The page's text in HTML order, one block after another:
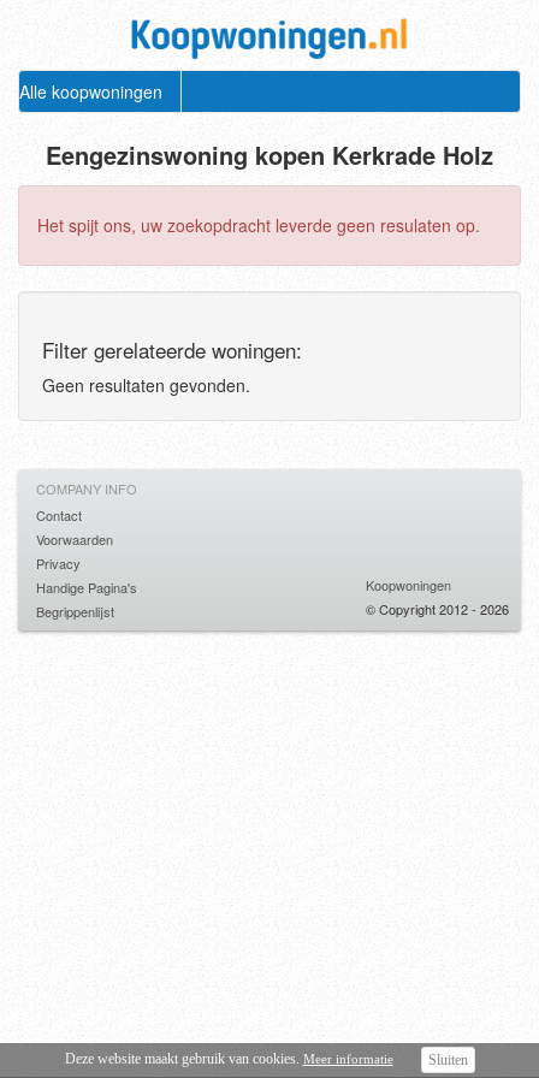
Alle koopwoningen
Eengezinswoning kopen Kerkrade Holz
Het spijt ons, uw zoekopdracht leverde geen resulaten op.
Filter gerelateerde woningen:
Geen resultaten gevonden.
Deze website maakt gebruik van cookies. Meer informatie Sluiten
COMPANY INFO
Contact
Voorwaarden
Privacy
Handige Pagina's
Begrippenlijst
Koopwoningen
© Copyright 2012 - 2026